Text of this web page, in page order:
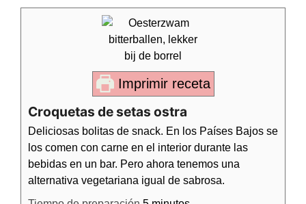
Imprimir receta
Croquetas de setas ostra
Deliciosas bolitas de snack. En los Países Bajos se
los comen con carne en el interior durante las
bebidas en un bar. Pero ahora tenemos una
alternativa vegetariana igual de sabrosa.